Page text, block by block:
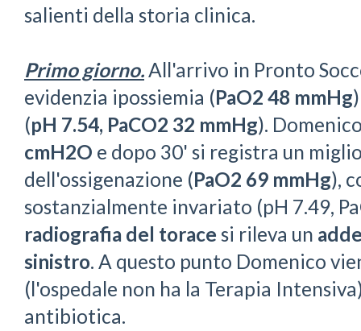
salienti della storia clinica.
Primo giorno. All'arrivo in Pronto
evidenzia ipossiemia (PaO2 48 mmHg
(pH 7.54, PaCO2 32 mmHg).
cmH2O e dopo 30' si registra un
dell'ossigenazione (PaO2 69 mmHg),
sostanzialmente invariato (pH 7.49,
radiografia del torace si rileva un
sinistro. A questo punto Domenico
(l'ospedale non ha la Terapia
antibiotica.